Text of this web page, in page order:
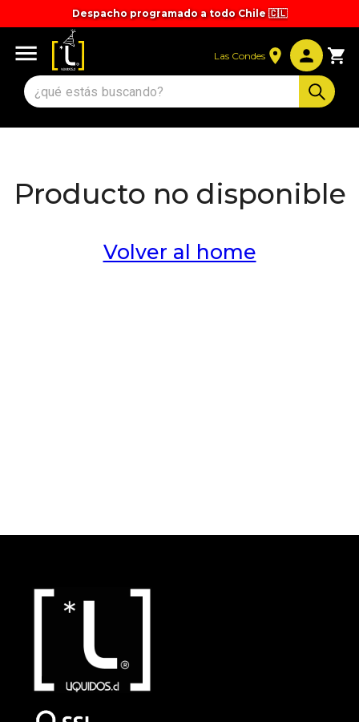
Despacho programado a todo Chile 🇨🇱
Tiempos y valores de despacho 🚚
Las Condes
Producto no disponible
Volver al home